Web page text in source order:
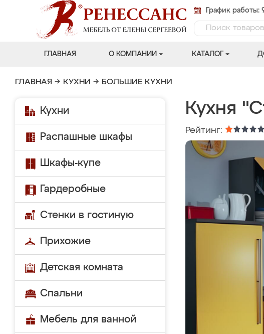
График работы:
ГЛАВНАЯ О КОМПАНИИ КАТАЛОГ
ГЛАВНАЯ → КУХНИ → БОЛЬШИЕ КУХНИ
Кухни
Распашные шкафы
Шкафы-купе
Гардеробные
Стенки в гостиную
Прихожие
Детская комната
Спальни
Мебель для ванной
Кухня
Рейтинг: